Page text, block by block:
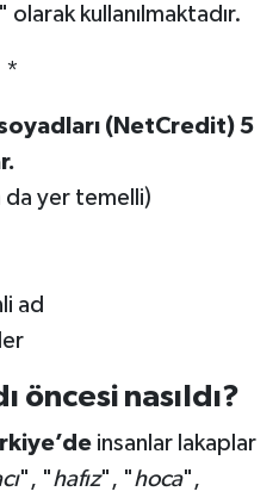
kullanılmaktadır.
*
(NetCredit) 5
da yer temelli)
ad
öncesi nasıldı?
insanlar lakaplar
", "hafız", "hoca",